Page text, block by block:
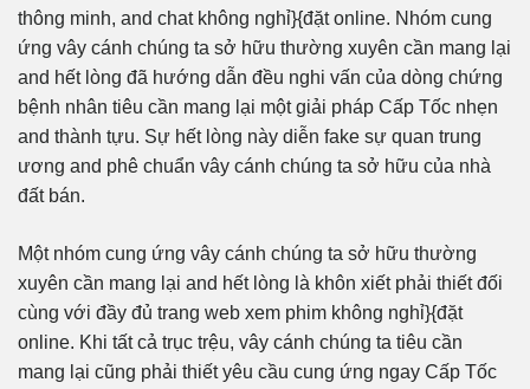
thông minh, and chat không nghỉ}{đặt online. Nhóm cung
ứng vây cánh chúng ta sở hữu thường xuyên cần mang lại
and hết lòng đã hướng dẫn đều nghi vấn của dòng chứng
bệnh nhân tiêu cần mang lại một giải pháp Cấp Tốc nhẹn
and thành tựu. Sự hết lòng này diễn fake sự quan trung
ương and phê chuẩn vây cánh chúng ta sở hữu của nhà
đất bán.
Một nhóm cung ứng vây cánh chúng ta sở hữu thường
xuyên cần mang lại and hết lòng là khôn xiết phải thiết đối
cùng với đầy đủ trang web xem phim không nghỉ}{đặt
online. Khi tất cả trục trệu, vây cánh chúng ta tiêu cần
mang lại cũng phải thiết yêu cầu cung ứng ngay Cấp Tốc